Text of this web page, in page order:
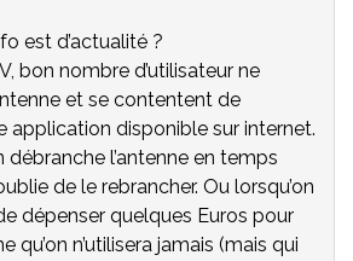
est d’actualité ?
bon nombre d’utilisateur ne
et se contentent de
application disponible sur internet.
l’antenne en temps
de le rebrancher. Ou lorsqu’on
dépenser quelques Euros pour
qu’on n’utilisera jamais (mais qui